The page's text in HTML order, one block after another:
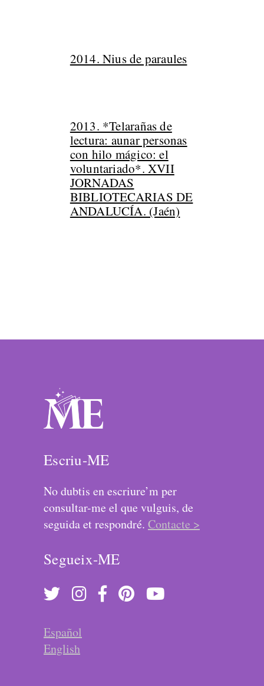
2014. Nius de paraules
2013. *Telarañas de
lectura: aunar personas
con hilo mágico: el
voluntariado*. XVII
JORNADAS
BIBLIOTECARIAS DE
ANDALUCÍA. (Jaén)
Escriu-ME
No dubtis en escriure’m per
consultar-me el que vulguis, de
seguida et respondré. Contacte >
Segueix-ME
Español
English